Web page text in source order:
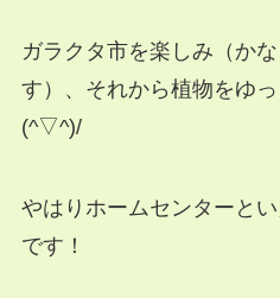
ガラクタ市を楽しみ（か
す）、それから植物をゆ
(^▽^)/
やはりホームセンターと
です！